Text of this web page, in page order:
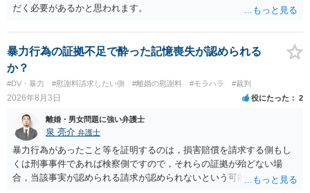
の見極めや，相手方は性交類似行為は認めているのか，それさえも否
す。 ④性交類似行為を認めているにもかかわらず支払を拒否するので
あれば，本人（行政書士でも同じだと思います。）への対応ではあま
り変わらないように思います。減額で折り合えるなら本人様の交渉で
もよいように思いますが，ゼロかどうかの観点であれば，訴訟に進む
しかなくなるようにも思います。そうしますと，お近くの弁護士に相
談して進めることを検討した方がよいようにも思います。
だく必要があるかと思われます。
暴力行為の証拠不足で酔った記憶喪失が認められる
か？
#DV・暴力 #慰謝料請求したい側 #離婚の慰謝料 #モラハラ #裁判
2026年8月3日 役にたった 2
離婚・男女問題に強い弁護士
泉 亮介 弁護士
暴力行為があったこと等を証明するのは，損害賠償を請求する側もし
くは刑事事件であれば検察側ですので，それらの証拠が殆どない場
合，当該事実が認められる請求が認められないという可能性はあるで